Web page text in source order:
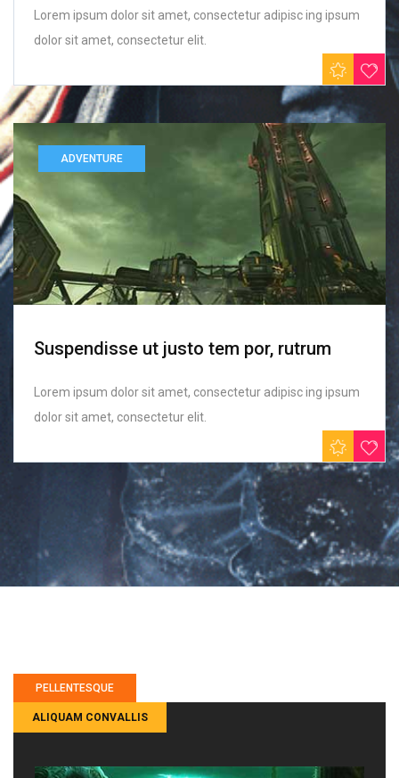
Lorem ipsum dolor sit amet, consectetur adipisc ing ipsum
dolor sit amet, consectetur elit.
ADVENTURE
Suspendisse ut justo tem por, rutrum
Lorem ipsum dolor sit amet, consectetur adipisc ing ipsum
dolor sit amet, consectetur elit.
PELLENTESQUE
ALIQUAM CONVALLIS